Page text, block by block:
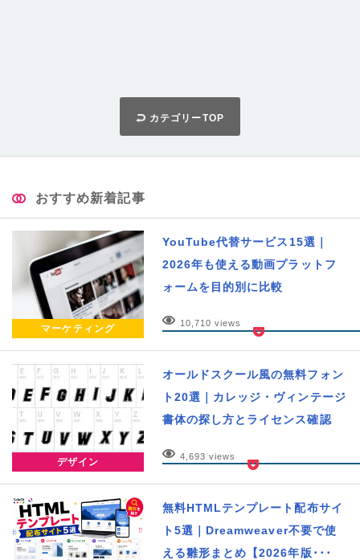
カテゴリーTOP
おすすめ新着記事
マーケティング
YouTube代替サービス15選｜
2026年も使える動画プラットフ
ォームを目的別に比較
10,710 views
デザイン
オールドスクール風の無料フォン
ト20選｜カレッジ・ヴィンテージ
書体の探し方とライセンス確認
4,693 views
無料HTMLテンプレート配布サイ
ト5選｜Dreamweaver不要で使
える雛形まとめ【2026年版･･･